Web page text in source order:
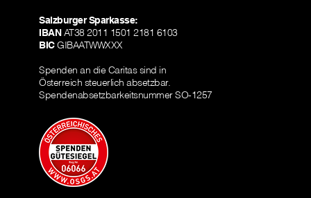
Salzburger Sparkasse:
IBANAT38 2011 1501 2181 6103
BICGIBAATWWXXX
Spenden an die Caritas sind in
Österreich steuerlich absetzbar.
Spendenabsetzbarkeitsnummer SO-1257